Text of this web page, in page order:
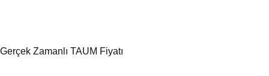
Gerçek Zamanlı TAUM Fiyatı